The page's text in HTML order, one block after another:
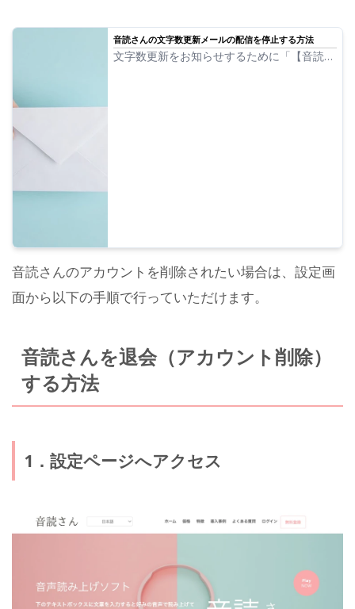
音読さんの文字数更新メールの配信を停止する方法
文字数更新をお知らせするために「【音読さ
音読さんのアカウントを削除されたい場合は、設定画
面から以下の手順で行っていただけます。
音読さんを退会（アカウント削除）
する方法
1．設定ページへアクセス